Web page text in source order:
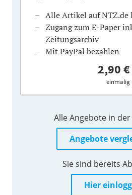
Alle Artikel auf NTZ.de
Zugang zum E-Paper
Zeitungsarchiv
Mit PayPal bezahlen
2,90 €
einmalig
Alle Angebote in
Angebote
Sie sind bereits
Hier